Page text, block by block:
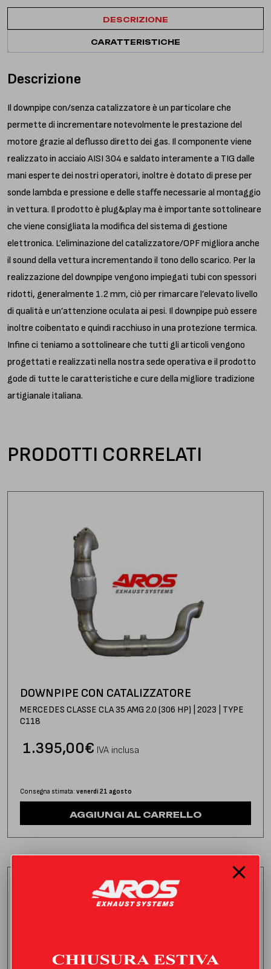
DESCRIZIONE
CARATTERISTICHE
Descrizione
Il downpipe con/senza catalizzatore è un particolare che
permette di incrementare notevolmente le prestazione del
motore grazie al deflusso diretto dei gas. Il componente viene
realizzato in acciaio AISI 304 e saldato interamente a TIG dalle
mani esperte dei nostri operatori, inoltre è dotato di prese per
sonde lambda e pressione e delle staffe necessarie al montaggio
in vettura. Il prodotto è plug&play ma è importante sottolineare
che viene consigliata la modifica del sistema di gestione
elettronica. L’eliminazione del catalizzatore/OPF migliora anche
il sound della vettura incrementando il tono dello scarico. Per la
realizzazione del downpipe vengono impiegati tubi con spessori
ridotti, generalmente 1.2 mm, ciò per rimarcare l’elevato livello
di qualità e un’attenzione oculata ai pesi. Il downpipe può essere
inoltre coibentato e quindi racchiuso in una protezione termica.
Infine ci teniamo a sottolineare che tutti gli articoli vengono
progettati e realizzati nella nostra sede operativa e il prodotto
gode di tutte le caratteristiche e cure della migliore tradizione
artigianale italiana.
PRODOTTI CORRELATI
DOWNPIPE CON CATALIZZATORE
MERCEDES CLASSE CLA 35 AMG 2.0 (306 HP) | 2023 | TYPE
C118
€
1.395,00 IVA inclusa
Consegna stimata: venerdì 21 agosto
AGGIUNGI AL CARRELLO